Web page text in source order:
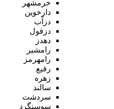
خرمشهر
دارخوین
دزآب
دزفول
دهدز
رامشیر
رامهرمز
رفیع
زهره
سالند
سردشت
سوسنگرد